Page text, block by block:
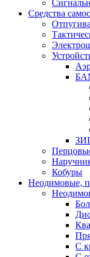
Средства
Кобуры
Неодимовые,
С